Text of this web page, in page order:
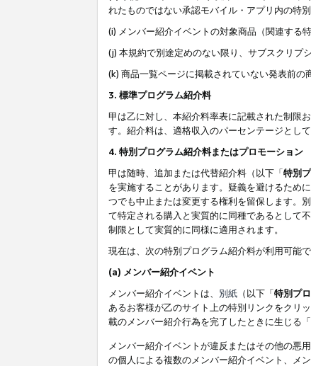
れたものではない承認モバイル・アプリ内の特
(i) メンバー紹介イベントの対象商品（関連する
(j) 本規約で別途定めのない限り、サブスクリプ
(k) 商品一覧ページに掲載されていない発表前の
3. 標準プログラム紹介料
甲は乙に対し、本紹介料率表に記載された制限
す。紹介料は、適格収入のパーセンテージとして
4. 特別プログラム紹介料またはプロモーション
甲は随時、追加または代替紹介料（以下「特別
を実施することがあります。疑義を避けるため
つでも中止または変更する権利を留保します。
て特定される購入と実質的に同種であるとして
制限として実質的に同様に適用されます。
現在は、次の特別プログラム紹介料が利用可能で
(a) メンバー紹介イベント
メンバー紹介イベントは、 別紙 （以下「特別プ
あるお客様が乙のサイト上の特別リンクをクリ
載のメンバー紹介行為を完了したときに生じる「
メンバー紹介イベントが違反またはその他の悪
の個人による複数のメンバー紹介イベント、メ